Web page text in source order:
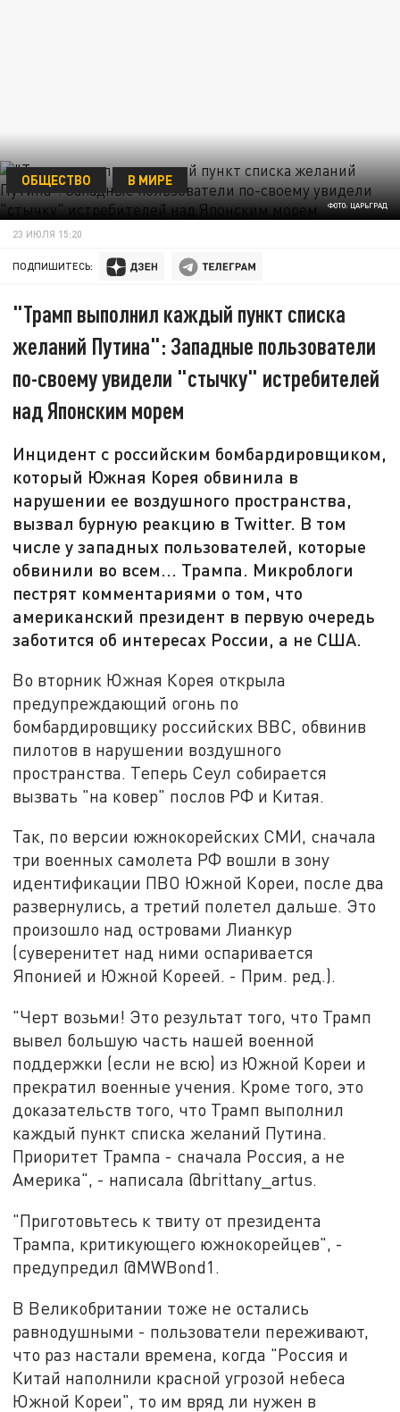
ФОТО: ЦАРЬГРАД
ОБЩЕСТВО В МИРЕ
23 ИЮЛЯ 15:20
ПОДПИШИТЕСЬ:
"Трамп выполнил каждый пункт списка
желаний Путина": Западные пользователи
по-своему увидели "стычку" истребителей
над Японским морем
Инцидент с российским бомбардировщиком,
который Южная Корея обвинила в
нарушении ее воздушного пространства,
вызвал бурную реакцию в Twitter. В том
числе у западных пользователей, которые
обвинили во всем... Трампа. Микроблоги
пестрят комментариями о том, что
американский президент в первую очередь
заботится об интересах России, а не США.
Во вторник Южная Корея открыла
предупреждающий огонь по
бомбардировщику российских ВВС, обвинив
пилотов в нарушении воздушного
пространства. Теперь Сеул собирается
вызвать "на ковер" послов РФ и Китая.
Так, по версии южнокорейских СМИ, сначала
три военных самолета РФ вошли в зону
идентификации ПВО Южной Кореи, после два
развернулись, а третий полетел дальше. Это
произошло над островами Лианкур
(суверенитет над ними оспаривается
Японией и Южной Кореей. - Прим. ред.).
"Черт возьми! Это результат того, что Трамп
вывел большую часть нашей военной
поддержки (если не всю) из Южной Кореи и
прекратил военные учения. Кроме того, это
доказательств того, что Трамп выполнил
каждый пункт списка желаний Путина.
Приоритет Трампа - сначала Россия, а не
Америка", - написала @brittany_artus.
"Приготовьтесь к твиту от президента
Трампа, критикующего южнокорейцев", -
предупредил @MWBond1.
В Великобритании тоже не остались
равнодушными - пользователи переживают,
что раз настали времена, когда "Россия и
Китай наполнили красной угрозой небеса
Южной Кореи", то им вряд ли нужен в